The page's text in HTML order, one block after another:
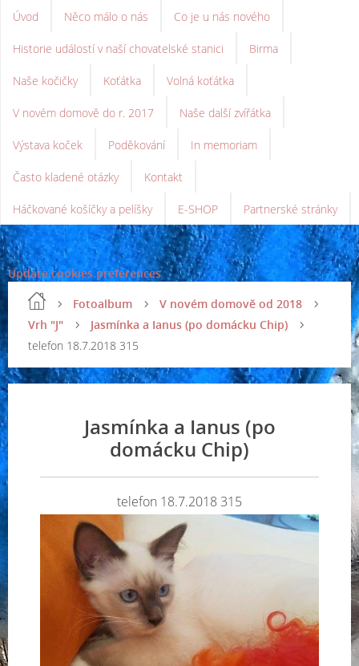
Úvod Něco málo o nás Co je u nás nového
Historie událostí v naší chovatelské stanici Birma
Naše kočičky Koťátka Volná koťátka
V novém domově do r. 2017 Naše další zvířátka
Výstava koček Poděkování In memoriam
Často kladené otázky Kontakt
Háčkované košíčky a pelíšky E-SHOP Partnerské stránky
Update cookies preferences
Fotoalbum
V novém domově od 2018
Vrh "J"
Jasmínka a Ianus (po domácku Chip)
telefon 18.7.2018 315
Jasmínka a Ianus (po
domácku Chip)
telefon 18.7.2018 315